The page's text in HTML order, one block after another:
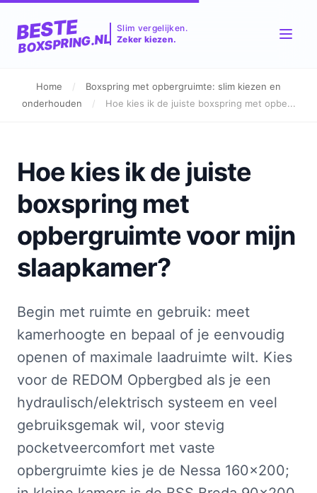
BESTE
BOXSPRING.NL
Slim vergelijken.
Zeker kiezen.
Home /
Boxspring met opbergruimte: slim kiezen en
onderhouden
/ Hoe kies ik de juiste boxspring met opbe...
Hoe kies ik de juiste
boxspring met
opbergruimte voor mijn
slaapkamer?
Begin met ruimte en gebruik: meet
kamerhoogte en bepaal of je eenvoudig
openen of maximale laadruimte wilt. Kies
voor de REDOM Opbergbed als je een
hydraulisch/elektrisch systeem en veel
gebruiksgemak wil, voor stevig
pocketveercomfort met vaste
opbergruimte kies je de Nessa 160x200;